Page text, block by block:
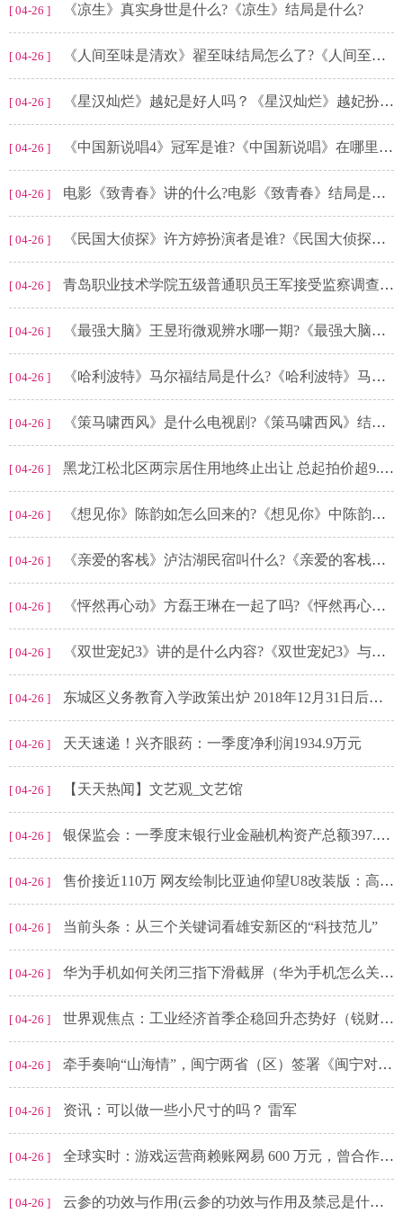
[ 04-26 ] 《凉生》真实身世是什么?《凉生》结局是什么?
[ 04-26 ] 《人间至味是清欢》翟至味结局怎么了?《人间至味是清欢》结局是什么?
[ 04-26 ] 《星汉灿烂》越妃是好人吗？《星汉灿烂》越妃扮演者是谁?
[ 04-26 ] 《中国新说唱4》冠军是谁?《中国新说唱》在哪里播出?
[ 04-26 ] 电影《致青春》讲的什么?电影《致青春》结局是什么?
[ 04-26 ] 《民国大侦探》许方婷扮演者是谁?《民国大侦探》沈老师是谁杀的?
[ 04-26 ] 青岛职业技术学院五级普通职员王军接受监察调查-天天热点评
[ 04-26 ] 《最强大脑》王昱珩微观辨水哪一期?《最强大脑》第七季脑王之王是谁?
[ 04-26 ] 《哈利波特》马尔福结局是什么?《哈利波特》马尔福的身世是什么?
[ 04-26 ] 《策马啸西风》是什么电视剧?《策马啸西风》结局是什么?
[ 04-26 ] 黑龙江松北区两宗居住用地终止出让 总起拍价超9.3亿元
[ 04-26 ] 《想见你》陈韵如怎么回来的?《想见你》中陈韵如是怎么死的?
[ 04-26 ] 《亲爱的客栈》泸沽湖民宿叫什么?《亲爱的客栈》是什么综艺?
[ 04-26 ] 《怦然再心动》方磊王琳在一起了吗?《怦然再心动》在哪个平台播出?
[ 04-26 ] 《双世宠妃3》讲的是什么内容?《双世宠妃3》与前两部有关系吗?
[ 04-26 ] 东城区义务教育入学政策出炉 2018年12月31日后取得房产证的将多校划片
[ 04-26 ] 天天速递！兴齐眼药：一季度净利润1934.9万元
[ 04-26 ] 【天天热闻】文艺观_文艺馆
[ 04-26 ] 银保监会：一季度末银行业金融机构资产总额397.3万亿元，同比增长11%|当前消息
[ 04-26 ] 售价接近110万 网友绘制比亚迪仰望U8改装版：高低也得整一辆-环球观察
[ 04-26 ] 当前头条：从三个关键词看雄安新区的“科技范儿”
[ 04-26 ] 华为手机如何关闭三指下滑截屏（华为手机怎么关三指截屏）_全球热讯
[ 04-26 ] 世界观焦点：工业经济首季企稳回升态势好（锐财经）
[ 04-26 ] 牵手奏响“山海情”，闽宁两省（区）签署《闽宁对口体育协作框架协议》
[ 04-26 ] 资讯：可以做一些小尺寸的吗？ ​​​雷军
[ 04-26 ] 全球实时：游戏运营商赖账网易 600 万元，曾合作《梦幻西游》等
[ 04-26 ] 云参的功效与作用(云参的功效与作用及禁忌是什么)|全球热点